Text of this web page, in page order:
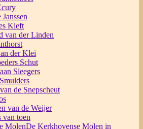
Kieft
van der Linden
der Klei
Schut
Sleegers
de Snepscheut
van de Weijer
van toen
MolenDe Kerkhovense Molen in